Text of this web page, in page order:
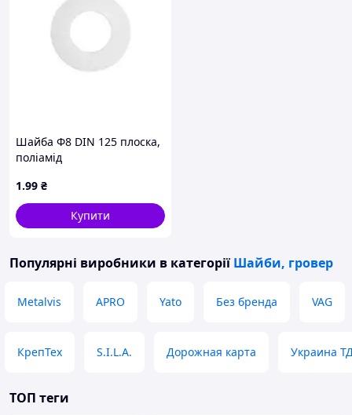
Шайба Ф8 DIN 125 плоска,
поліамід
1.99 ₴
Купити
Популярні виробники в категорії Шайби, гровер
Metalvis APRO Yato Без бренда VAG
КрепТех S.I.L.A. Дорожная карта Украина
ТОП теги